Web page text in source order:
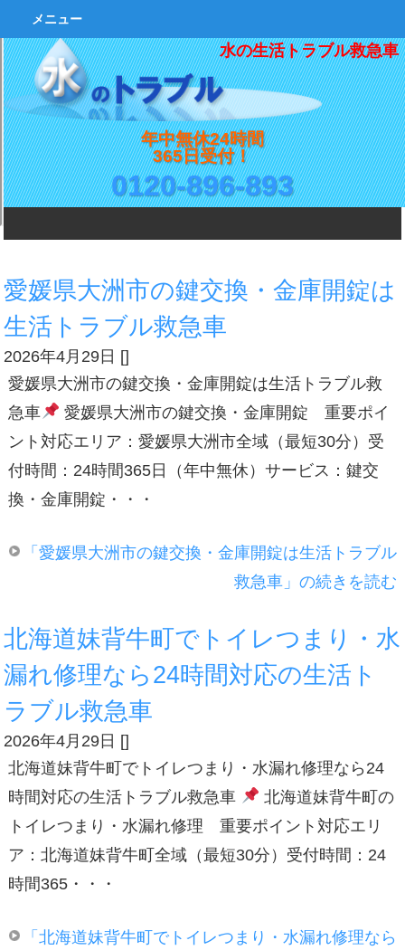
水の生活トラブル救急車
年中無休24時間
365日受付！
0120-896-893
メニュー
愛媛県大洲市の鍵交換・金庫開錠は
生活トラブル救急車
2026年4月29日 []
愛媛県大洲市の鍵交換・金庫開錠は生活トラブル救
急車
愛媛県大洲市の鍵交換・金庫開錠 重要ポイ
ント対応エリア：愛媛県大洲市全域（最短30分）受
付時間：24時間365日（年中無休）サービス：鍵交
換・金庫開錠・・・
「愛媛県大洲市の鍵交換・金庫開錠は生活トラブル
救急車」の続きを読む
北海道妹背牛町でトイレつまり・水
漏れ修理なら24時間対応の生活ト
ラブル救急車
2026年4月29日 []
北海道妹背牛町でトイレつまり・水漏れ修理なら24
時間対応の生活トラブル救急車
北海道妹背牛町の
トイレつまり・水漏れ修理 重要ポイント対応エリ
ア：北海道妹背牛町全域（最短30分）受付時間：24
時間365・・・
「北海道妹背牛町でトイレつまり・水漏れ修理なら